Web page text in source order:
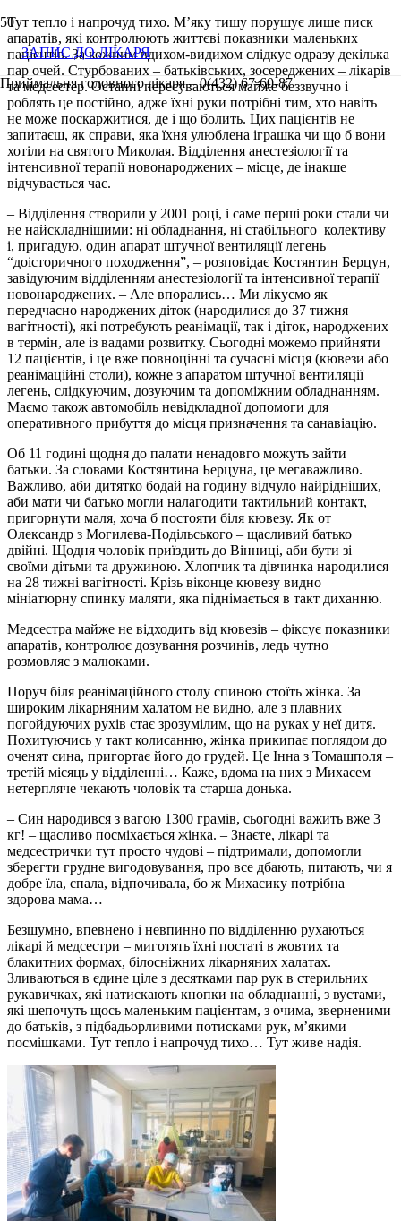
ЗАПИС ДО ЛІКАРЯ
Приймальня головного лікаря – 0(432) 67-60-87
Тут тепло і напрочуд тихо. М’яку тишу порушує лише писк
апаратів, які контролюють життєві показники маленьких
пацієнтів. За кожним вдихом-видихом слідкує одразу декілька
пар очей. Стурбованих – батьківських, зосереджених – лікарів
та медсестер. Останні пересуваються майже беззвучно і
роблять це постійно, адже їхні руки потрібні тим, хто навіть
не може поскаржитися, де і що болить. Цих пацієнтів не
запитаєш, як справи, яка їхня улюблена іграшка чи що б вони
хотіли на святого Миколая. Відділення анестезіології та
інтенсивної терапії новонароджених – місце, де інакше
відчувається час.
– Відділення створили у 2001 році, і саме перші роки стали чи
не найскладнішими: ні обладнання, ні стабільного колективу
і, пригадую, один апарат штучної вентиляції легень
“доісторичного походження”, – розповідає Костянтин Берцун,
завідуючим відділенням анестезіології та інтенсивної терапії
новонароджених. – Але впорались… Ми лікуємо як
передчасно народжених діток (народилися до 37 тижня
вагітності), які потребують реанімації, так і діток, народжених
в термін, але із вадами розвитку. Сьогодні можемо прийняти
12 пацієнтів, і це вже повноцінні та сучасні місця (кювези або
реанімаційні столи), кожне з апаратом штучної вентиляції
легень, слідкуючим, дозуючим та допоміжним обладнанням.
Маємо також автомобіль невідкладної допомоги для
оперативного прибуття до місця призначення та санавіацію.
Об 11 годині щодня до палати ненадовго можуть зайти
батьки. За словами Костянтина Берцуна, це мегаважливо.
Важливо, аби дитятко бодай на годину відчуло найрідніших,
аби мати чи батько могли налагодити тактильний контакт,
пригорнути маля, хоча б постояти біля кювезу. Як от
Олександр з Могилева-Подільського – щасливий батько
двійні. Щодня чоловік приїздить до Вінниці, аби бути зі
своїми дітьми та дружиною. Хлопчик та дівчинка народилися
на 28 тижні вагітності. Крізь віконце кювезу видно
мініатюрну спинку маляти, яка піднімається в такт диханню.
Медсестра майже не відходить від кювезів – фіксує показники
апаратів, контролює дозування розчинів, ледь чутно
розмовляє з малюками.
Поруч біля реанімаційного столу спиною стоїть жінка. За
широким лікарняним халатом не видно, але з плавних
погойдуючих рухів стає зрозумілим, що на руках у неї дитя.
Похитуючись у такт колисанню, жінка прикипає поглядом до
оченят сина, пригортає його до грудей. Це Інна з Томашполя –
третій місяць у відділенні… Каже, вдома на них з Михасем
нетерпляче чекають чоловік та старша донька.
– Син народився з вагою 1300 грамів, сьогодні важить вже 3
кг! – щасливо посміхається жінка. – Знаєте, лікарі та
медсестрички тут просто чудові – підтримали, допомогли
зберегти грудне вигодовування, про все дбають, питають, чи я
добре їла, спала, відпочивала, бо ж Михасику потрібна
здорова мама…
Безшумно, впевнено і невпинно по відділенню рухаються
лікарі й медсестри – миготять їхні постаті в жовтих та
блакитних формах, білосніжних лікарняних халатах.
Зливаються в єдине ціле з десятками пар рук в стерильних
рукавичках, які натискають кнопки на обладнанні, з вустами,
які шепочуть щось маленьким пацієнтам, з очима, зверненими
до батьків, з підбадьорливими потисками рук, м’якими
посмішками. Тут тепло і напрочуд тихо… Тут живе надія.